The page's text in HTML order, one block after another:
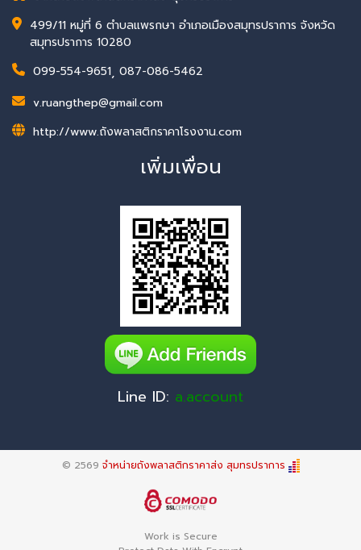
499/11 หมู่ที่ 6 ตำบลแพรกษา อำเภอเมืองสมุทรปราการ จังหวัด
สมุทรปราการ 10280
099-554-9651, 087-086-5462
v.ruangthep@gmail.com
http://www.ถังพลาสติกราคาโรงงาน.com
เพิ่มเพื่อน
Line ID: a.account
© 2569 จำหน่ายถังพลาสติกราคาส่ง สุมทรปราการ
Work is Secure